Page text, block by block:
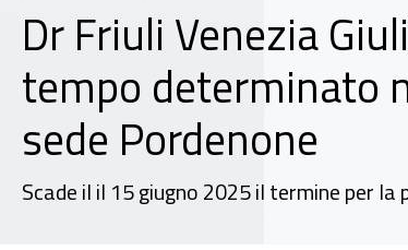
Dr Friuli Venezia
tempo determinato
sede Pordenone
Scade il il 15 giugno 2025 il termine per